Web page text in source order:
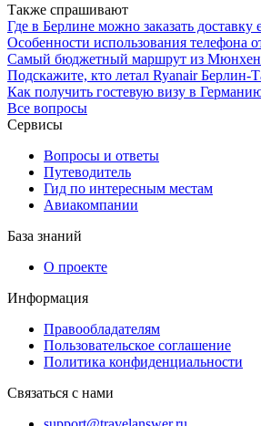
Также спрашивают
Где в Берлине можно заказать
Особенности использования телефона
Самый бюджетный маршрут из Мюнхена
Подскажите, кто летал Ryanair
Как получить гостевую визу в
Все вопросы
Сервисы
Вопросы и ответы
Путеводитель
Гид по интересным местам
Авиакомпании
База знаний
О проекте
Информация
Правообладателям
Пользовательское соглашение
Политика конфиденциальности
Связаться с нами